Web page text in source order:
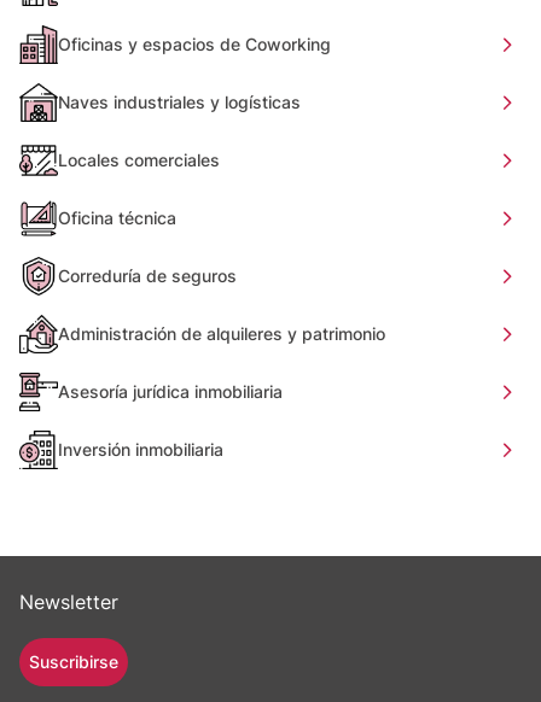
Oficinas y espacios de Coworking
Naves industriales y logísticas
Locales comerciales
Oficina técnica
Correduría de seguros
Administración de alquileres y patrimonio
Asesoría jurídica inmobiliaria
Inversión inmobiliaria
Newsletter
Suscribirse